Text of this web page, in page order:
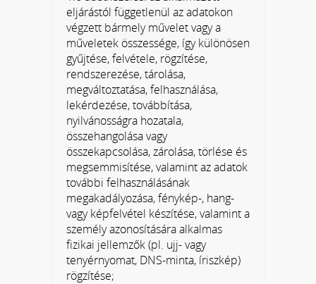
eljárástól függetlenül az adatokon
végzett bármely művelet vagy a
műveletek összessége, így különösen
gyűjtése, felvétele, rögzítése,
rendszerezése, tárolása,
megváltoztatása, felhasználása,
lekérdezése, továbbítása,
nyilvánosságra hozatala,
összehangolása vagy
összekapcsolása, zárolása, törlése és
megsemmisítése, valamint az adatok
további felhasználásának
megakadályozása, fénykép-, hang-
vagy képfelvétel készítése, valamint a
személy azonosítására alkalmas
fizikai jellemzők (pl. ujj- vagy
tenyérnyomat, DNS-minta, íriszkép)
rögzítése;